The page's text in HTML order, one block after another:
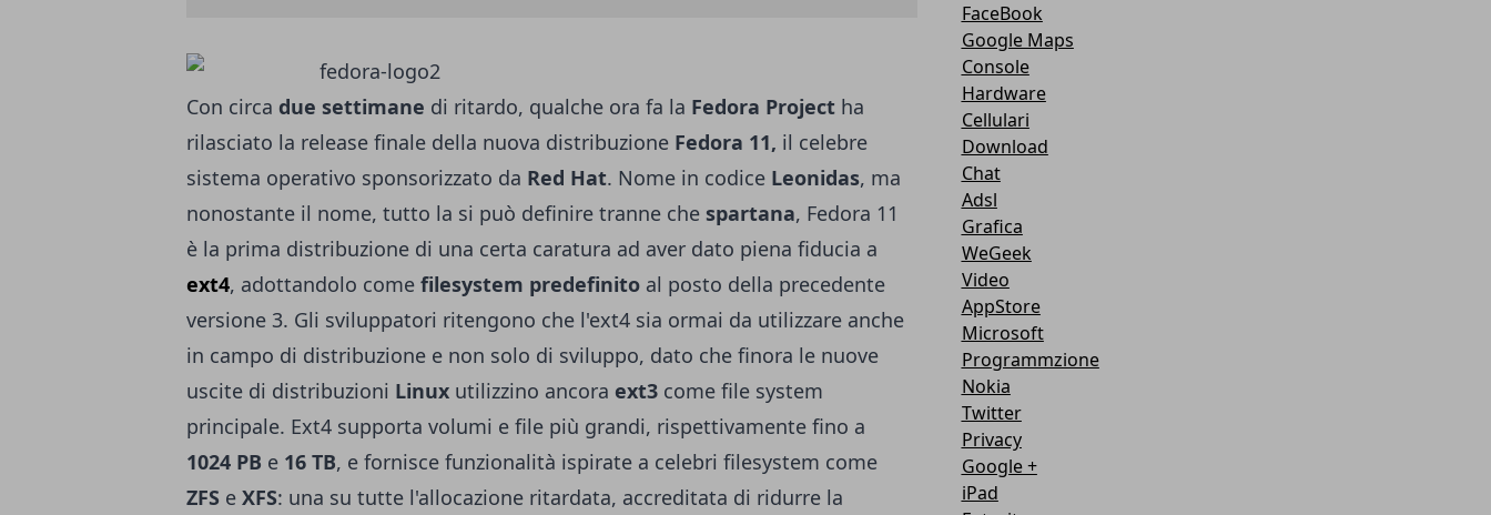
Con circa due settimane di ritardo, qualche ora fa la Fedora Project ha
rilasciato la release finale della nuova distribuzione Fedora 11, il celebre
sistema operativo sponsorizzato da Red Hat. Nome in codice Leonidas, ma
nonostante il nome, tutto la si può definire tranne che spartana, Fedora 11
è la prima distribuzione di una certa caratura ad aver dato piena fiducia a
ext4, adottandolo come filesystem predefinito al posto della precedente
versione 3. Gli sviluppatori ritengono che l'ext4 sia ormai da utilizzare anche
in campo di distribuzione e non solo di sviluppo, dato che finora le nuove
uscite di distribuzioni Linux utilizzino ancora ext3 come file system
principale. Ext4 supporta volumi e file più grandi, rispettivamente fino a
1024 PB e 16 TB, e fornisce funzionalità ispirate a celebri filesystem come
ZFS e XFS: una su tutte l'allocazione ritardata, accreditata di ridurre la
FaceBook
Google Maps
Console
Hardware
Cellulari
Download
Chat
Adsl
Grafica
WeGeek
Video
AppStore
Microsoft
Programmzione
Nokia
Twitter
Privacy
Google +
iPad